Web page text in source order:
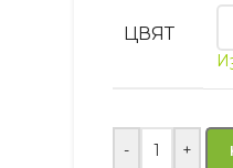
ЦВЯТ
- +